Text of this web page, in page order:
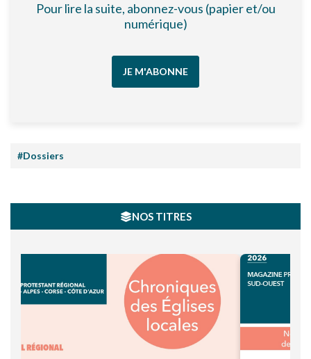
Pour lire la suite, abonnez-vous (papier et/ou
numérique)
JE M'ABONNE
#Dossiers
NOS TITRES